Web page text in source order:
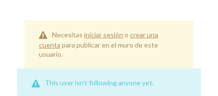
Necesitas iniciar sesión o crear una
cuenta para publicar en el muro de este
usuario.
This user isn't following anyone yet.